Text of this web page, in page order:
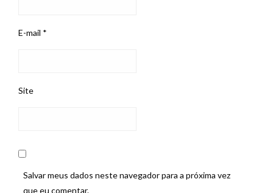
E-mail *
Site
Salvar meus dados neste navegador para a próxima vez
que eu comentar.